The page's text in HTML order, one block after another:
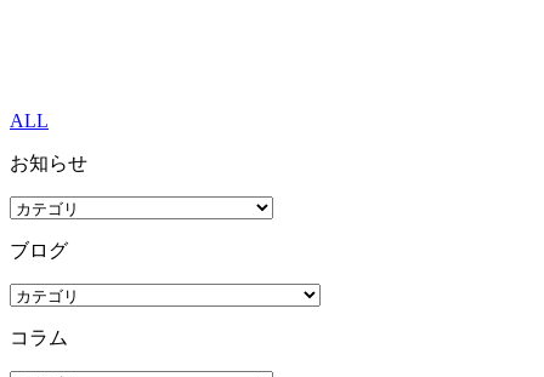
ALL
お知らせ
ブログ
コラム